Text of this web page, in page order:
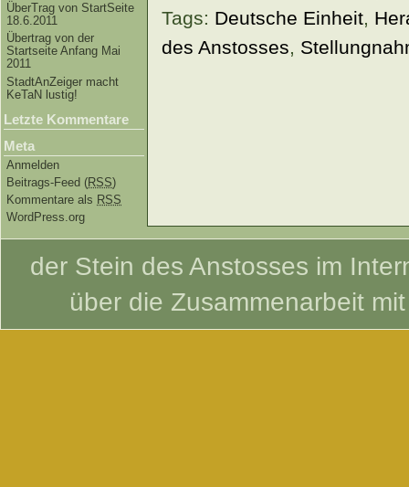
ÜberTrag von StartSeite
18.6.2011
Übertrag von der
Startseite Anfang Mai
2011
StadtAnZeiger macht
KeTaN lustig!
Letzte Kommentare
Meta
Anmelden
Beitrags-Feed (RSS)
Kommentare als RSS
WordPress.org
Tags: Deutsche Einheit,
des Anstosses,
der Stein des Anstosses im
über die Zusammenarbeit